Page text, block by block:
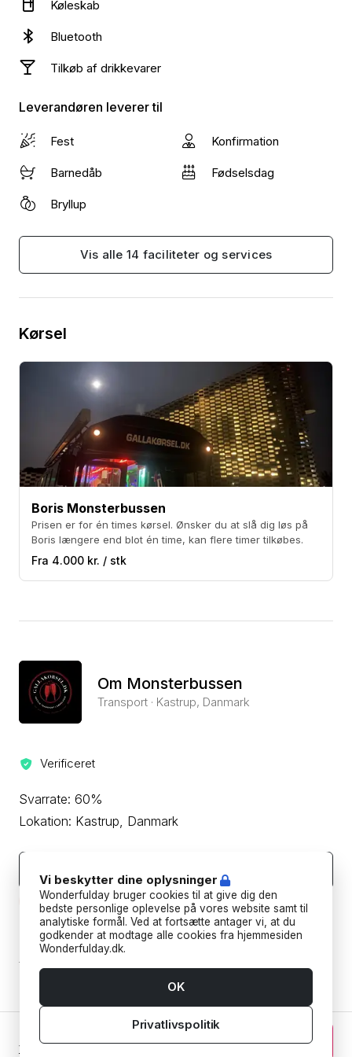
Køleskab
Bluetooth
Tilkøb af drikkevarer
Leverandøren leverer til
Fest Konfirmation
Barnedåb Fødselsdag
Bryllup
Vis alle 14 faciliteter og services
Kørsel
Boris Monsterbussen
Prisen er for én times kørsel. Ønsker du at slå dig løs på
Boris længere end blot én time, kan flere timer tilkøbes.
Fra 4.000 kr. / stk
Om Monsterbussen
Transport · Kastrup, Danmark
Verificeret
Svarrate: 60%
Lokation: Kastrup, Danmark
Beskyt din betaling ved aldrig at overføre eller kommunikere
uden for Wonderfulday's hjemmeside eller app.
Forudbetalings- og afbestillingspolitik
Tilføj datoer for at se forudbetalings- og
afbestillingspoltikken for din reservation.
Vælg dato Fortsæt
Vi beskytter dine oplysninger
Wonderfulday bruger cookies til at give dig den
bedste personlige oplevelse på vores website samt til
analytiske formål. Ved at fortsætte antager vi, at du
godkender at modtage alle cookies fra hjemmesiden
Wonderfulday.dk.
Privatlivspolitik
OK